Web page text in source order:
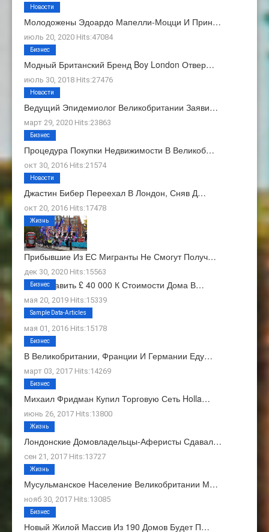
Молодожены Эдоардо Мапелли-Моцци И Прин…
июль 20, 2020 Hits:47084
Новости
Модный Британский Бренд Boy London Отвер…
июль 30, 2018 Hits:27476
Бизнес
Ведущий Эпидемиолог Великобритании Заяви…
март 29, 2020 Hits:23863
Новости
Процедура Покупки Недвижимости В Великоб…
окт 30, 2016 Hits:21574
Бизнес
Джастин Бибер Переехал В Лондон, Сняв Д…
окт 20, 2016 Hits:17478
Новости
Прибывшие Из ЕС Мигранты Не Смогут Получ…
дек 30, 2020 Hits:15563
Жизнь
Как Добавить £ 40 000 К Стоимости Дома В…
мая 20, 2019 Hits:15339
Бизнес
О Нас
мая 01, 2016 Hits:15178
Sample Data-Articles
В Великобритании, Франции И Германии Еду…
март 03, 2017 Hits:14269
Бизнес
Михаил Фридман Купил Торговую Сеть Holla…
июнь 26, 2017 Hits:13800
Бизнес
Лондонские Домовладельцы-Аферисты Сдавал…
сен 21, 2017 Hits:13727
Жизнь
Мусульманское Население Великобритании М…
нояб 30, 2017 Hits:13085
Жизнь
Новый Жилой Массив Из 190 Домов Будет П…
Бизнес